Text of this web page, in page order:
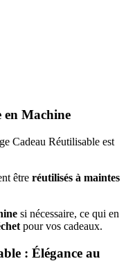
Machine
Cadeau Réutilisable est
être réutilisés à maintes
si nécessaire, ce qui en
pour vos cadeaux.
: Élégance au